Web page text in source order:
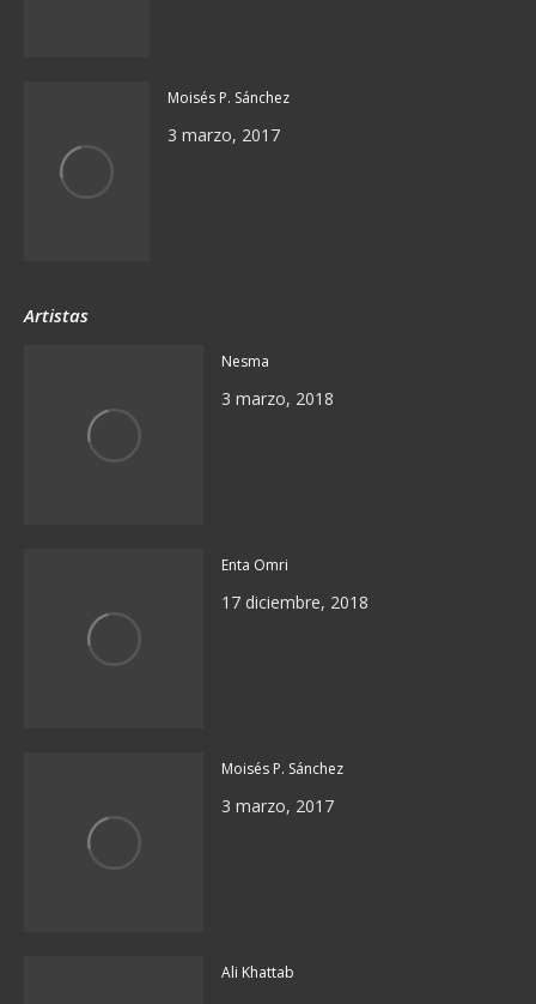
Moisés P. Sánchez
3 marzo, 2017
Artistas
Nesma
3 marzo, 2018
Enta Omri
17 diciembre, 2018
Moisés P. Sánchez
3 marzo, 2017
Ali Khattab